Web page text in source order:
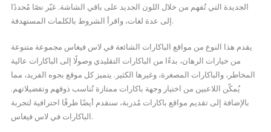
الجديدة التي تُفهم من خلال اللون الجديد على باقي الشاشة. غيّر نصًا مُحددًا
إلى عدة لغات، واقرأ الشروط بالكلمات المستهدفة.
يقدم هذا النوع من مواقع الباكارات الشائعة في لاس فيغاس مجموعة متنوعة
من خيارات الرهان، بدءًا من الباكارات التقليدي وصولًا إلى الباكارات عالية
المخاطر، والباكارات المصغرة، وغيرها الكثير. يتميز كل موقع بجوه الفريد، مما
يُمكّن اللاعبين من اختيار وجهة باكارات ممتازة تُناسب ذوقهم وتفضيلاتهم.
بالإضافة إلى تقديم مواقع باكارات مُدربة، سنقدم أيضًا طرقًا احترافية لتجربة
الباكارات في لاس فيغاس.